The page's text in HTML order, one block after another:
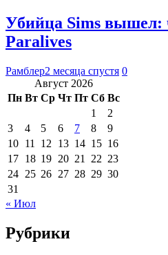
Убийца Sims вышел:
Paralives
Рамблер2 месяца спустя 0
Август 2026
Пн Вт Ср Чт Пт Сб Вс
1
2
3
4 5 6 7 8
9
10 11 12 13 14 15 16
17 18 19 20 21 22 23
24 25 26 27 28 29 30
31
« Июл
Рубрики